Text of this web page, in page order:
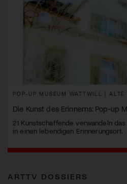
POP-UP MUSEUM WATTWILL | ALTE
Die Kunst des Erinnerns: Pop-up
21 Kunstschaffende verwandeln
in einen lebendigen Erinnerungsort.
ARTTV DOSSIERS